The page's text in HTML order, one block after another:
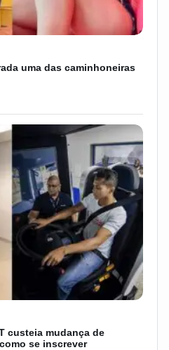
uma das caminhoneiras
custeia mudança de
se inscrever